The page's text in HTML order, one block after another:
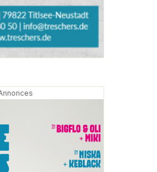
Effacer les dates